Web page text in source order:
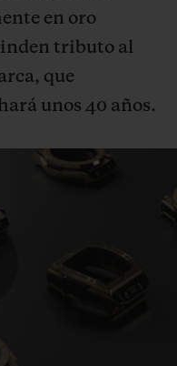
en oro
tributo al
que
unos 40 años.